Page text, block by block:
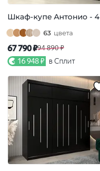
Шкаф-купе Антонио - 4
63 цвета
67 790 ₽94 890 ₽
16 948 ₽ в Сплит